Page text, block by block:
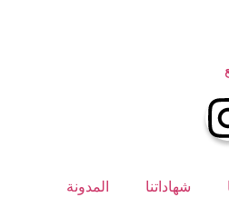
شهاداتنا المدونة